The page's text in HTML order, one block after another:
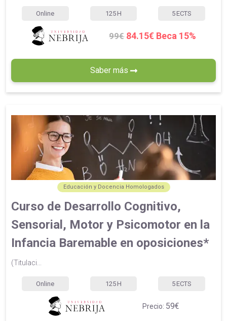
Online 125 H 5 ECTS
99€ 84.15€ Beca 15%
Saber más
Educación y Docencia Homologados
Curso de Desarrollo Cognitivo,
Sensorial, Motor y Psicomotor en la
Infancia Baremable en oposiciones*
(Titulaci...
Online 125 H 5 ECTS
Precio: 59€